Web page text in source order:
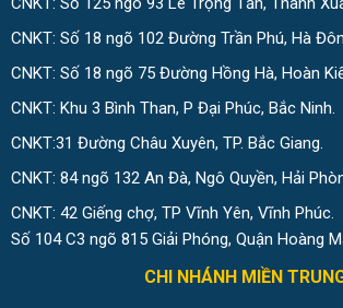
CNKT: Số 18 ngõ 102 Đường Trần Phú, Hà
CNKT: Số 18 ngõ 75 Đường Hồng Hà, Hoàn
CNKT: Khu 3 Bình Than, P Đại Phúc, Bắc Ninh.
CNKT:31 Đường Châu Xuyên, TP. Bắc Giang.
CNKT: 84 ngõ 132 An Đà, Ngô Quyền, Hải
CNKT: 42 Giếng chợ, TP Vĩnh Yên, Vĩnh Phúc.
Số 104 C3 ngõ 815 Giải Phóng, Quận Hoàng
CHI NHÁNH MIỀN